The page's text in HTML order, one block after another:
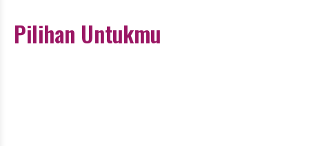
Pilihan Untukmu